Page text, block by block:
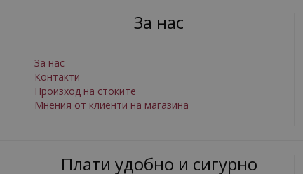
За нас
За нас
Контакти
Произход на стоките
Мнения от клиенти на магазина
Плати удобно и сигурно